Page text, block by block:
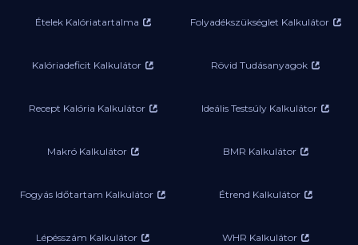
Ételek Kalóriatartalma Folyadékszükséglet Kalkulátor
Kalóriadeficit Kalkulátor Rövid Tudásanyagok
Recept Kalória Kalkulátor Ideális Testsúly Kalkulátor
Makró Kalkulátor BMR Kalkulátor
Fogyás Időtartam Kalkulátor Étrend Kalkulátor
Lépésszám Kalkulátor WHR Kalkulátor